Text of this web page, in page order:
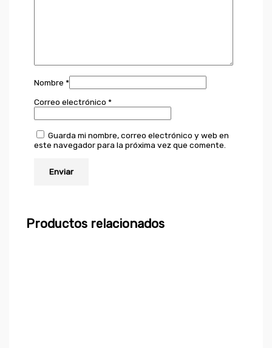
Nombre*
Correo electrónico*
Guarda mi nombre, correo electrónico y web en
este navegador para la próxima vez que comente.
Productos relacionados